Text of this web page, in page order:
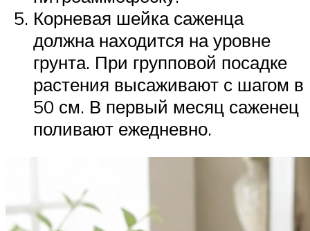
Корневая шейка саженца
должна находится на уровне
грунта. При групповой посадке
растения высаживают с шагом в
50 см. В первый месяц саженец
поливают ежедневно.